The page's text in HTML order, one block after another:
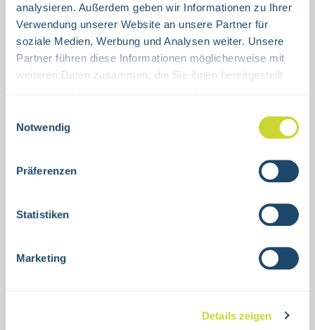
analysieren. Außerdem geben wir Informationen zu Ihrer
Verwendung unserer Website an unsere Partner für
soziale Medien, Werbung und Analysen weiter. Unsere
Partner führen diese Informationen möglicherweise mit
weiteren Daten zusammen, die Sie ihnen bereitgestellt
Notwendig
Präferenzen
Statistiken
Marketing
Details zeigen
ALUMINIUM
FOLIE
Produkt Anzahl: Gib den gewünschten Wert ein oder benutze die Schaltflächen um die Anzahl
Stück
Produktnummer:
Kombischild Notausgang links ohne mittige
Innenräumenverschiedene
GrößenAluminium oder selbstkleben…Mehr